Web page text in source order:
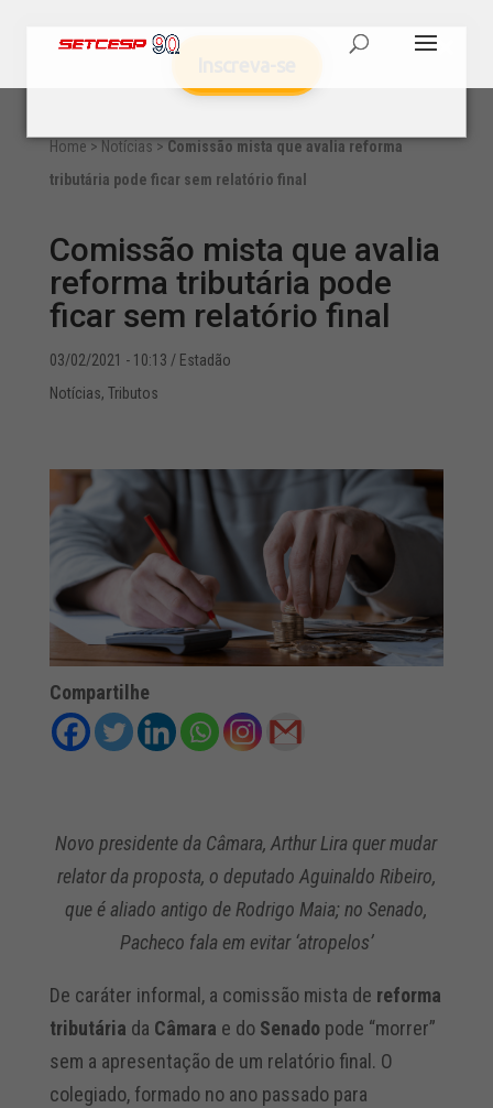
Home > Notícias > Comissão mista que avalia reforma
tributária pode ficar sem relatório final
Comissão mista que avalia
reforma tributária pode
ficar sem relatório final
03/02/2021 - 10:13 / Estadão
Notícias, Tributos
Compartilhe
Novo presidente da Câmara, Arthur Lira quer mudar
relator da proposta, o deputado Aguinaldo Ribeiro,
que é aliado antigo de Rodrigo Maia; no Senado,
Pacheco fala em evitar ‘atropelos’
De caráter informal, a comissão mista de reforma
tributária da Câmara e do Senadopode “morrer”
sem a apresentação de um relatório final. O
colegiado, formado no ano passado para